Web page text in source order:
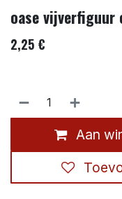
oase vijverfiguur
2,25 €
Aan